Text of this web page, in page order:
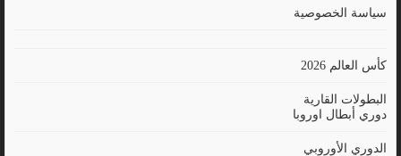
سياسة الخصوصية
كأس العالم 2026
البطولات القارية
دوري أبطال اوروبا
الدوري الأوروبي